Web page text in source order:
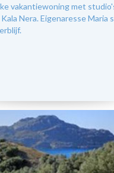
vakantiewoning met
Nera. Eigenaresse Maria